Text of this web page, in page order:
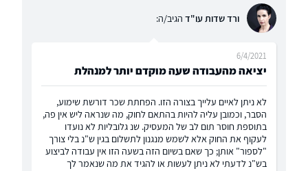
ורד שדות עו"ד הגיב/ה:
יציאה מהעבודה שעה מוקדם יותר למנהלת
6/4/2021
לא ניתן לאיים עלייך בצורה הזו. הפחתת שכר דורשת שימוע,
הסבר, וכמובן עליה להיות בהתאם לחוק, מה שנראה ליש אין פה,
בתוספת חוסר תום לב של המעסיק. שנ גלובליות לא נועדו
לעקוף את החוק אלא לשמש מנגנון לתשלום בגין ש"נ בלי צורך
"לספור" אותן; כך שאם בשיום הזה בשעה הזו אין עבודה לביצוע
בש"נ לדעתי לא ניתן לעשות או להגיד את מה שנאמר לך